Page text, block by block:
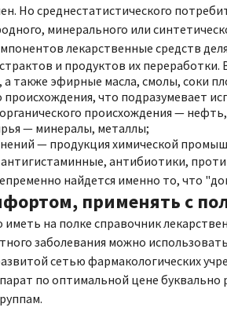
Но среднестатистического
минерального или
лекарственные средств
и продуктов их
а также эфирные масла, смолы, соки
что подразумевает
происхождения —
— минералы, металлы;
— продукция химической
антибиотики,
найдется именно то, что
применять с
иметь на полке справочник
заболевания можно
сетью фармакологических
по оптимальной цене буквально